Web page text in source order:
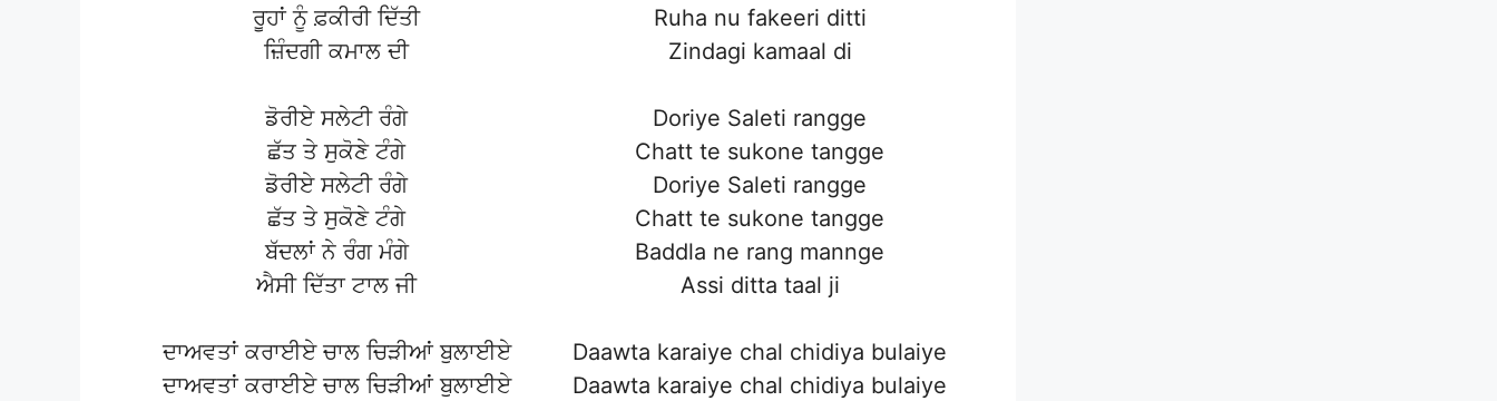
ਰੂਹਾਂ ਨੂੰ ਫ਼ਕੀਰੀ ਦਿੱਤੀ
ਜ਼ਿੰਦਗੀ ਕਮਾਲ ਦੀ
ਡੋਰੀਏ ਸਲੇਟੀ ਰੰਗੇ
ਛੱਤ ਤੇ ਸੁਕੋਣੇ ਟੰਗੇ
ਡੋਰੀਏ ਸਲੇਟੀ ਰੰਗੇ
ਛੱਤ ਤੇ ਸੁਕੋਣੇ ਟੰਗੇ
ਬੱਦਲਾਂ ਨੇ ਰੰਗ ਮੰਗੇ
ਐਸੀ ਦਿੱਤਾ ਟਾਲ ਜੀ
ਦਾਅਵਤਾਂ ਕਰਾਈਏ ਚਾਲ ਚਿੜੀਆਂ ਬੁਲਾਈਏ
ਦਾਅਵਤਾਂ ਕਰਾਈਏ ਚਾਲ ਚਿੜੀਆਂ ਬੁਲਾਈਏ
Ruha nu fakeeri ditti
Zindagi kamaal di
Doriye Saleti rangge
Chatt te sukone tangge
Doriye Saleti rangge
Chatt te sukone tangge
Baddla ne rang mannge
Assi ditta taal ji
Daawta karaiye chal chidiya bulaiye
Daawta karaiye chal chidiya bulaiye